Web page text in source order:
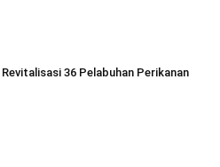
36 Pelabuhan Perikanan